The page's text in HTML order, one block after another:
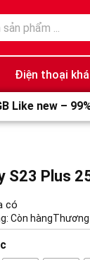
Điện thoại
Like new –
S23 Plus
có
Còn hàngThương